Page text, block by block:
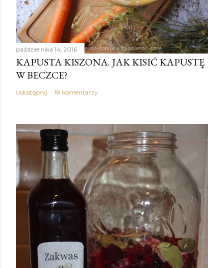
października 14, 2016
KAPUSTA KISZONA. JAK KISIĆ KAPUSTĘ
W BECZCE?
Udostępnij 18 komentarzy